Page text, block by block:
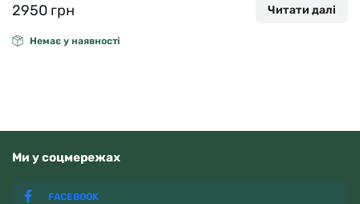
2950 грн Читати далі
Немає у наявності
Ми у соцмережах
FACEBOOK